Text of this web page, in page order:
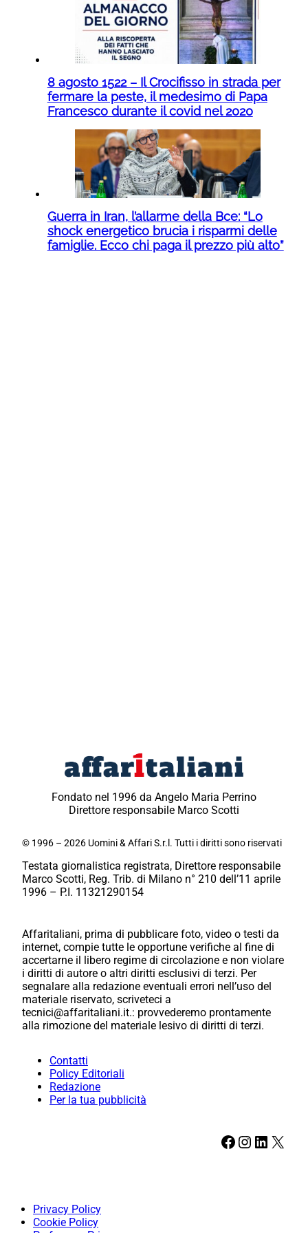
8 agosto 1522 – Il Crocifisso in strada per
fermare la peste, il medesimo di Papa
Francesco durante il covid nel 2020
Guerra in Iran, l’allarme della Bce: “Lo
shock energetico brucia i risparmi delle
famiglie. Ecco chi paga il prezzo più alto”
Fondato nel 1996 da Angelo Maria Perrino
Direttore responsabile Marco Scotti
© 1996 – 2026 Uomini & Affari S.r.l. Tutti i diritti sono riservati
Testata giornalistica registrata, Direttore responsabile
Marco Scotti, Reg. Trib. di Milano n° 210 dell’11 aprile
1996 – P.I. 11321290154
Affaritaliani, prima di pubblicare foto, video o testi da
internet, compie tutte le opportune verifiche al fine di
accertarne il libero regime di circolazione e non violare
i diritti di autore o altri diritti esclusivi di terzi. Per
segnalare alla redazione eventuali errori nell’uso del
materiale riservato, scriveteci a
tecnici@affaritaliani.it.: provvederemo prontamente
alla rimozione del materiale lesivo di diritti di terzi.
Contatti
Policy Editoriali
Redazione
Per la tua pubblicità
Facebook Instagram LinkedIn X
Privacy Policy
Cookie Policy